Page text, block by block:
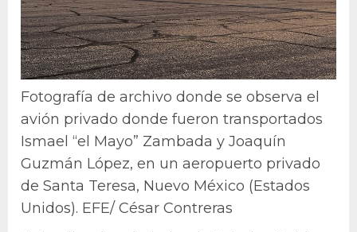
Fotografía de archivo donde se observa el
avión privado donde fueron transportados
Ismael “el Mayo” Zambada y Joaquín
Guzmán López, en un aeropuerto privado
de Santa Teresa, Nuevo México (Estados
Unidos). EFE/ César Contreras